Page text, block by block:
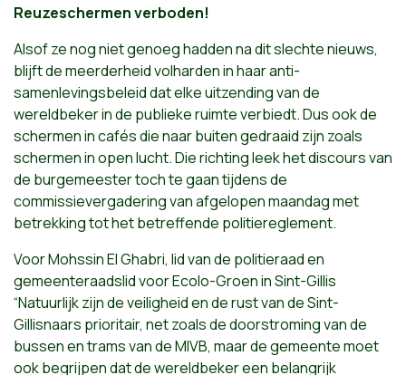
Reuzeschermen verboden!
Alsof ze nog niet genoeg hadden na dit slechte nieuws,
blijft de meerderheid volharden in haar anti-
samenlevingsbeleid dat elke uitzending van de
wereldbeker in de publieke ruimte verbiedt. Dus ook de
schermen in cafés die naar buiten gedraaid zijn zoals
schermen in open lucht. Die richting leek het discours van
de burgemeester toch te gaan tijdens de
commissievergadering van afgelopen maandag met
betrekking tot het betreffende politiereglement.
Voor Mohssin El Ghabri, lid van de politieraad en
gemeenteraadslid voor Ecolo-Groen in Sint-Gillis
“Natuurlijk zijn de veiligheid en de rust van de Sint-
Gillisnaars prioritair, net zoals de doorstroming van de
bussen en trams van de MIVB, maar de gemeente moet
ook begrijpen dat de wereldbeker een belangrijk